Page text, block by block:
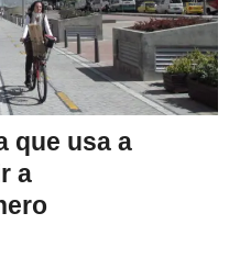
que usa a
a